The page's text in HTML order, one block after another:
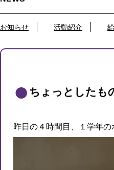
お知らせ 活動紹介
ちょっとしたも
昨日の４時間目、１学年